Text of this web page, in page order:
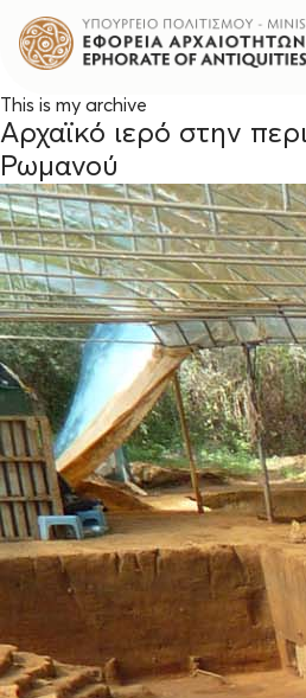
This is my archive
Αρχαϊκό ιερό στην
Ρωμανού